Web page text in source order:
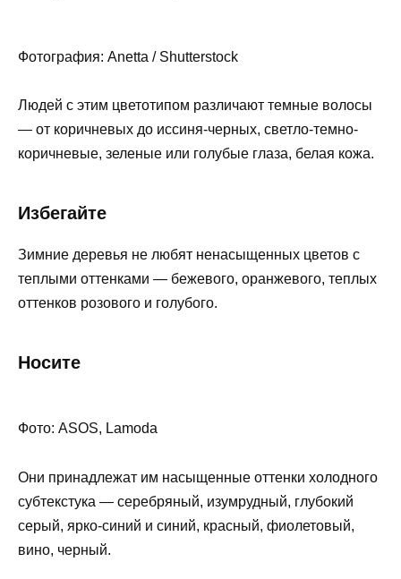
Фотография: Anetta / Shutterstock
Людей с этим цветотипом различают темные волосы
— от коричневых до иссиня-черных, светло-темно-
коричневые, зеленые или голубые глаза, белая кожа.
Избегайте
Зимние деревья не любят ненасыщенных цветов с
теплыми оттенками — бежевого, оранжевого, теплых
оттенков розового и голубого.
Носите
Фото: ASOS, Lamoda
Они принадлежат им насыщенные оттенки холодного
субтекстука — серебряный, изумрудный, глубокий
серый, ярко-синий и синий, красный, фиолетовый,
вино, черный.